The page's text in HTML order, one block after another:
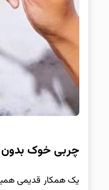
چربی خوک بدون
یک همکار قدیمی